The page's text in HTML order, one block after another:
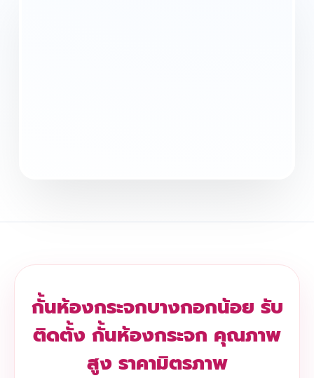
กั้นห้องกระจกบางกอกน้อย รับ
ติดตั้ง กั้นห้องกระจก คุณภาพ
สูง ราคามิตรภาพ